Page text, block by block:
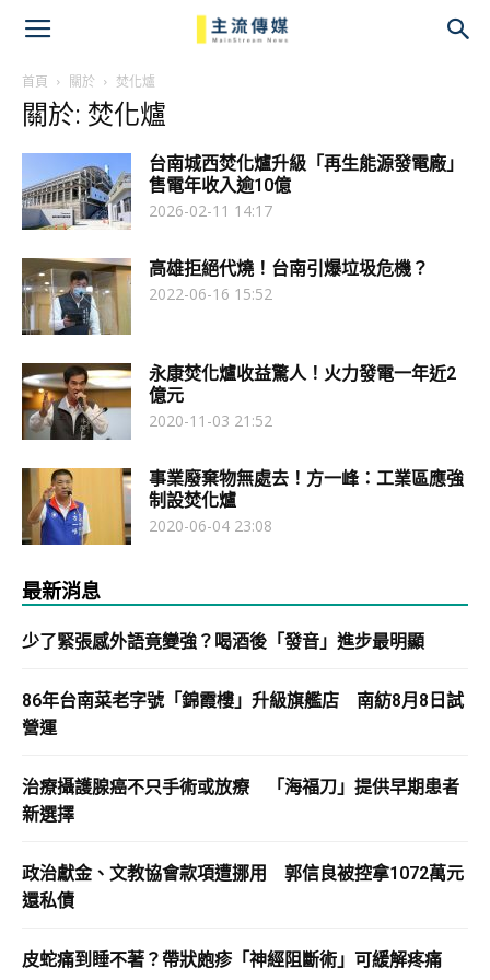
首頁 關於 焚化爐
關於: 焚化爐
台南城西焚化爐升級「再生能源發電廠」
售電年收入逾10億
2026-02-11 14:17
高雄拒絕代燒！台南引爆垃圾危機？
2022-06-16 15:52
永康焚化爐收益驚人！火力發電一年近2
億元
2020-11-03 21:52
事業廢棄物無處去！方一峰：工業區應強
制設焚化爐
2020-06-04 23:08
最新消息
少了緊張感外語竟變強？喝酒後「發音」進步最明顯
86年台南菜老字號「錦霞樓」升級旗艦店 南紡8月8日試
營運
治療攝護腺癌不只手術或放療 「海福刀」提供早期患者
新選擇
政治獻金、文教協會款項遭挪用 郭信良被控拿1072萬元
還私債
皮蛇痛到睡不著？帶狀皰疹「神經阻斷術」可緩解疼痛